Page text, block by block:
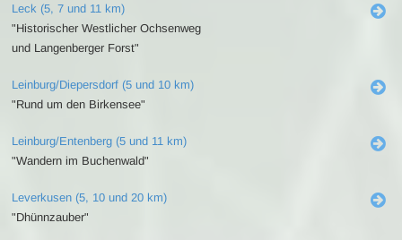
Leck (5, 7 und 11 km)
"Historischer Westlicher Ochsenweg
und Langenberger Forst"
Leinburg/Diepersdorf (5 und 10 km)
"Rund um den Birkensee"
Leinburg/Entenberg (5 und 11 km)
"Wandern im Buchenwald"
Leverkusen (5, 10 und 20 km)
"Dhünnzauber"